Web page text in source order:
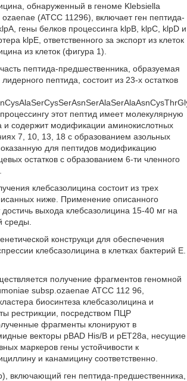
обнаруженный в геноме Klebsiella
(АТСС 11296), включает ген пептида-
гены белков процессинга klpB, klpC, klpD и
klpE, ответственного за экспорт из клеток
из клеток (фигура 1).
пептида-предшественника, образуемая
пептида, состоит из 23-х остатков
этот пептид имеет молекулярную
и содержит модификации аминокислотных
7, 10, 13, 18 с образованием азольных
для пептидов модификацию
остатков с образованием 6-ти членного
клебсазолицина состоит из трех
ниже. Применение описанного
выхода клебсазолицина 15-40 мг на
среды.
конструкци для обеспечения
клебсазолицина в клетках бактерий Е.
получение фрагментов геномной
subsp.ozaenae АТСС 112 96,
биосинтеза клебсазолицина и
рестрикции, посредством ПЦР
фрагменты клонируют в
векторы pBAD His/B и рЕТ28а, несущие
маркеров гены устойчивости к
и канамицину соответственно.
включающий ген пептида-предшественника,